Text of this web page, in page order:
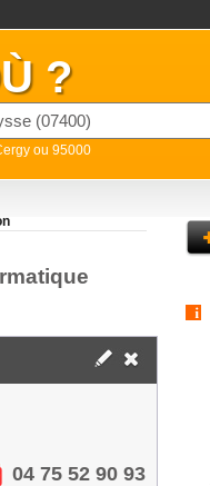
?
ou 95000
04 75 52 90 93